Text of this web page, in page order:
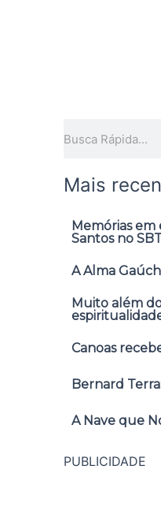
Mais
Memórias em
Santos no
A Alma
Muito além
Canoas
Bernard
A Nave que
PUBLICIDADE